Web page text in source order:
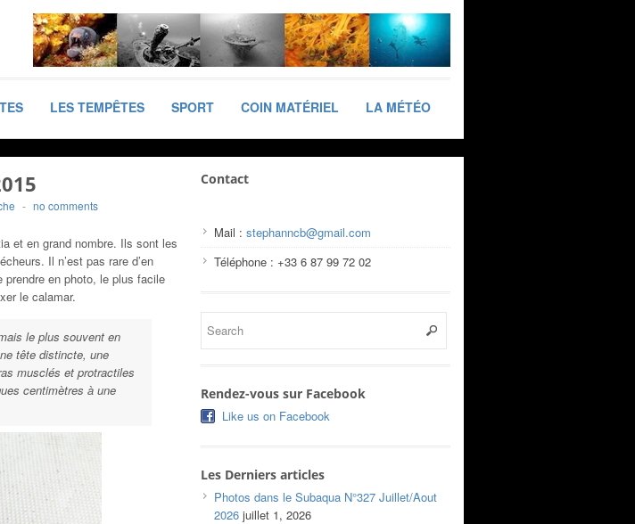
LES TEMPÊTES SPORT COIN MATÉRIEL LA MÉTÉO
- no comments
et en grand nombre. Ils sont les
Il n’est pas rare d’en
en photo, le plus facile
le calamar.
le plus souvent en
tête distincte, une
musclés et protractiles
centimètres à une
Contact
Mail : stephanncb@gmail.com
Téléphone : +33 6 87 99 72 02
Rendez-vous sur Facebook
Like us on Facebook
Les Derniers articles
Photos dans le Subaqua N°327 Juillet/Aout
2026 juillet 1, 2026